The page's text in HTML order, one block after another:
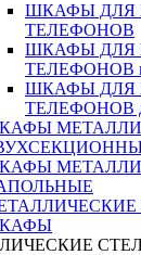
ШКАФЫ ДЛЯ
ТЕЛЕФОНОВ
ШКАФЫ ДЛЯ
ТЕЛЕФОНОВ
ШКАФЫ ДЛЯ
ТЕЛЕФОНОВ